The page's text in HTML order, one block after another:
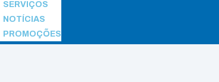
SERVIÇOS
NOTÍCIAS
PROMOÇÕES